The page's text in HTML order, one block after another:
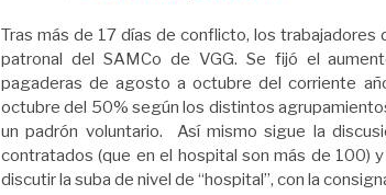
Tras más de 17 días de conflicto, los trabajadores
patronal del SAMCo de VGG. Se fijó el
pagaderas de agosto a octubre del corriente
octubre del 50% según los distintos
un padrón voluntario. Así mismo sigue la
contratados (que en el hospital son más de 100)
discutir la suba de nivel de “hospital”, con la